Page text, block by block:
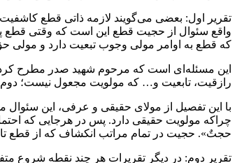
تقریر اول: بعضی می‌گویند لازمه ذاتی قطع
واقع سئوال از حجیت قطع این است که وقتی قطع
که قطع به اوامر مولی وجوب تبعیت دارد و مولی
این مسئله‌ای است که مرحوم شهید صدر مطرح
رازقیت، تابعیت و… که مولویت مجعول نیست؛
با این تفصیل از مولای حقیقی و عرفی، این
چراکه مولویت حقیقی دارد. پس در هرجایی که
حجتٌ». حجیت در تمام مراتب انکشاف که از قطع تا
تقریر دوم: در دیگر تقریرات هر چند نقطه شروع